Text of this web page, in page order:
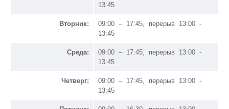
13:45
Вторник:
09:00 – 17:45, перерыв 13:00 -
13:45
Среда:
09:00 – 17:45, перерыв 13:00 -
13:45
Четверг:
09:00 – 17:45, перерыв 13:00 -
13:45